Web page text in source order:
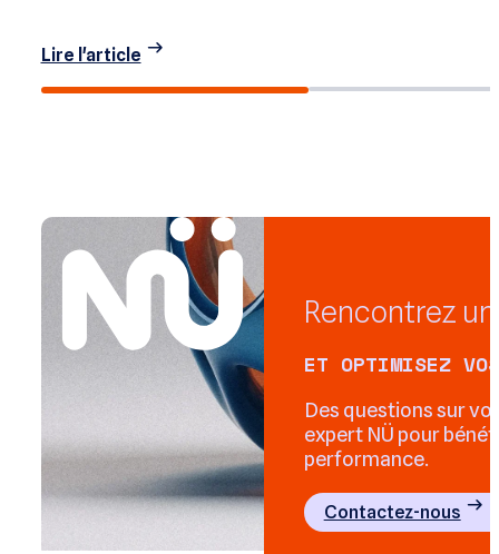
Lire l'article
Rencontrez
ET OPTIMISEZ
Des questions sur
expert NÜ pour
performance.
Contactez-nous